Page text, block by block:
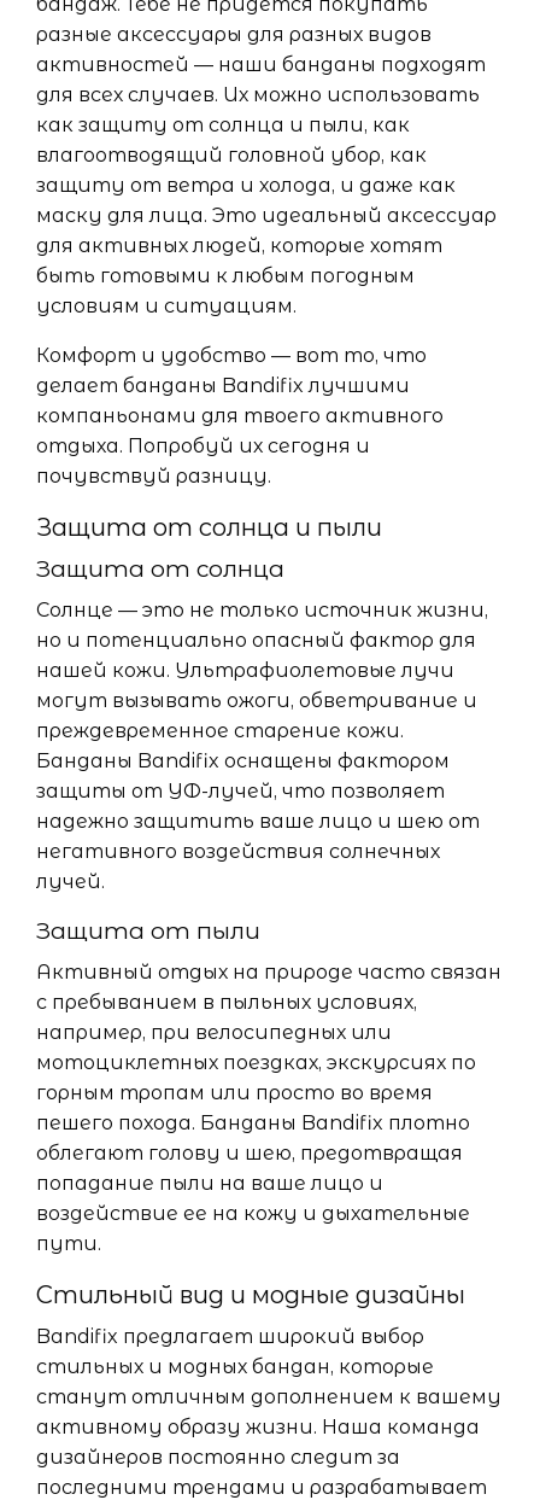
разные аксессуары для разных видов
активностей — наши банданы подходят
для всех случаев. Их можно использовать
как защиту от солнца и пыли, как
влагоотводящий головной убор, как
защиту от ветра и холода, и даже как
маску для лица. Это идеальный аксессуар
для активных людей, которые хотят
быть готовыми к любым погодным
условиям и ситуациям.
Комфорт и удобство — вот то, что
делает банданы Bandifix лучшими
компаньонами для твоего активного
отдыха. Попробуй их сегодня и
почувствуй разницу.
Защита от солнца и пыли
Защита от солнца
Солнце — это не только источник жизни,
но и потенциально опасный фактор для
нашей кожи. Ультрафиолетовые лучи
могут вызывать ожоги, обветривание и
преждевременное старение кожи.
Банданы Bandifix оснащены фактором
защиты от УФ-лучей, что позволяет
надежно защитить ваше лицо и шею от
негативного воздействия солнечных
лучей.
Защита от пыли
Активный отдых на природе часто связан
с пребыванием в пыльных условиях,
например, при велосипедных или
мотоциклетных поездках, экскурсиях по
горным тропам или просто во время
пешего похода. Банданы Bandifix плотно
облегают голову и шею, предотвращая
попадание пыли на ваше лицо и
воздействие ее на кожу и дыхательные
пути.
Стильный вид и модные дизайны
Bandifix предлагает широкий выбор
стильных и модных бандан, которые
станут отличным дополнением к вашему
активному образу жизни. Наша команда
дизайнеров постоянно следит за
последними трендами и разрабатывает